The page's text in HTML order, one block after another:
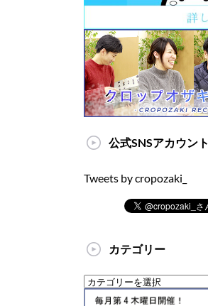
公式SNSアカウント
Tweets by cropozaki_
カテゴリー